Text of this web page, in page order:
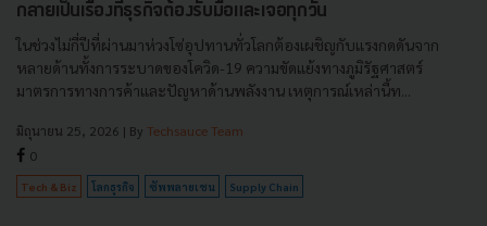
กลายเป็นเรื่องที่ธุรกิจต้องรับมือและเจอทุกวัน
ในช่วงไม่กี่ปีที่ผ่านมาห่วงโซ่อุปทานทั่วโลกต้องเผชิญกับแรงกดดันจาก
หลายด้านทั้งการระบาดของโควิด-19 ความขัดแย้งทางภูมิรัฐศาสตร์
มาตรการทางการค้าและปัญหาด้านพลังงาน เหตุการณ์เหล่านี้ท...
มิถุนายน 25, 2026 | By Techsauce Team
0
Tech & Biz โลกธุรกิจ ซัพพลายเชน Supply Chain